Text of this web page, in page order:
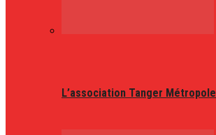
L’association Tanger